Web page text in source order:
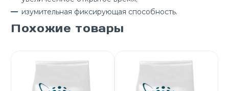
изумительная фиксирующая способность.
Похожие товары